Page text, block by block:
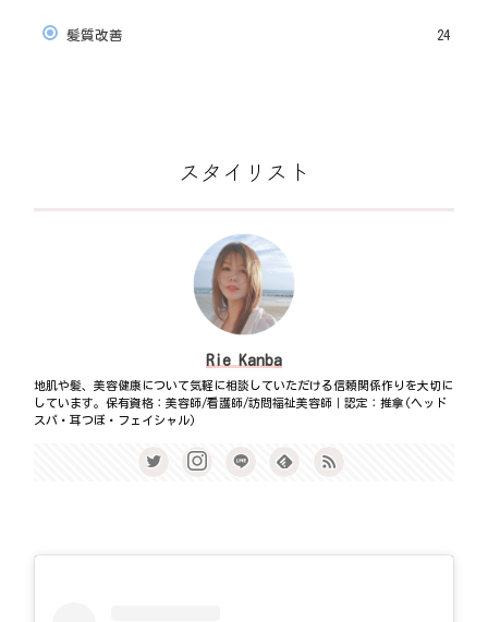
髪質改善 24
スタイリスト
Rie Kanba
地肌や髪、美容健康について気軽に相談していただける信頼関係作りを大切に
しています。保有資格：美容師/看護師/訪問福祉美容師｜認定：推拿(ヘッド
スパ・耳つぼ・フェイシャル)